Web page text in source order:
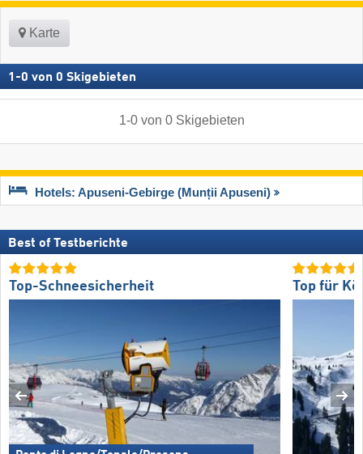
Karte
1 -0 von 0 Skigebieten
1-0von 0 Skigebieten
Hotels: Apuseni-Gebirge (Munții Apuseni)
Best of Testberichte
Top-Schneesicherheit Top für